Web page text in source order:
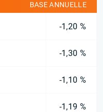
BASE ANNUELLE
-1,20 %
-1,30 %
-1,10 %
-1,19 %